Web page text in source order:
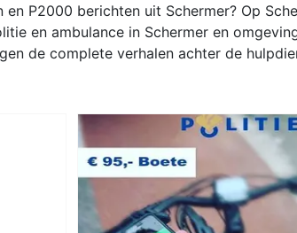
P2000 berichten uit Schermer? Op
en ambulance in Schermer en
de complete verhalen achter de
tot meldingen in de Schermer-
Kanaal — wij brengen het nieuws.